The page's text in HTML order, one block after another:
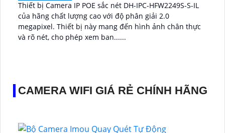
Thiết bị Camera IP POE sắc nét DH-IPC-HFW2249S-S-IL
của hãng chất lượng cao với độ phân giải 2.0
megapixel. Thiết bị này mang đến hình ảnh chân thực
và rõ nét, cho phép xem ban......
CAMERA WIFI GIÁ RẺ CHÍNH HÃNG